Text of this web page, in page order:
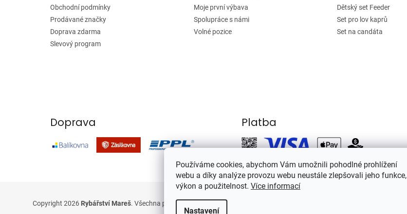
Používáme cookies, abychom Vám umožnili pohodlné prohlížení
webu a díky analýze provozu webu neustále zlepšovali jeho funkce,
výkon a použitelnost. Více informací
Nastavení
Obchodní podmínky
Prodávané značky
Doprava zdarma
Slevový program
Moje první výbava
Spolupráce s námi
Volné pozice
Dětský set Feeder
Set pro lov kaprů
Set na candáta
Doprava Platba
Copyright 2026 Rybářství Mareš. Všechna práva vyhrazena.